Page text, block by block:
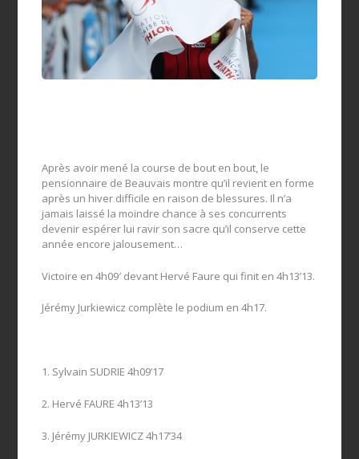
Après avoir mené la course de bout en bout, le
pensionnaire de Beauvais montre qu’il revient en forme
après un hiver difficile en raison de blessures. Il n’a
jamais laissé la moindre chance à ses concurrents
devenir espérer lui ravir son sacre qu’il conserve cette
année encore jalousement…
Victoire en 4h09′ devant Hervé Faure qui finit en 4h13’13.
Jérémy Jurkiewicz complète le podium en 4h17.
1. Sylvain SUDRIE 4h09’17
2. Hervé FAURE 4h13’13
3. Jérémy JURKIEWICZ 4h17’34